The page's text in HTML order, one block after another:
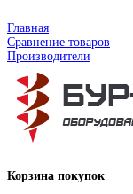
Главная
Сравнение товаров
Производители
Корзина покупок